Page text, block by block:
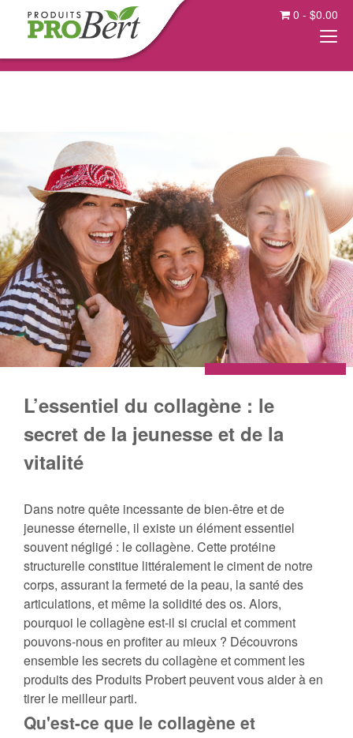
0 - $0.00
L’essentiel du collagène : le
secret de la jeunesse et de la
vitalité
Dans notre quête incessante de bien-être et de
jeunesse éternelle, il existe un élément essentiel
souvent négligé : le collagène. Cette protéine
structurelle constitue littéralement le ciment de notre
corps, assurant la fermeté de la peau, la santé des
articulations, et même la solidité des os. Alors,
pourquoi le collagène est-il si crucial et comment
pouvons-nous en profiter au mieux ? Découvrons
ensemble les secrets du collagène et comment les
produits des Produits Probert peuvent vous aider à en
tirer le meilleur parti.
Qu'est-ce que le collagène et